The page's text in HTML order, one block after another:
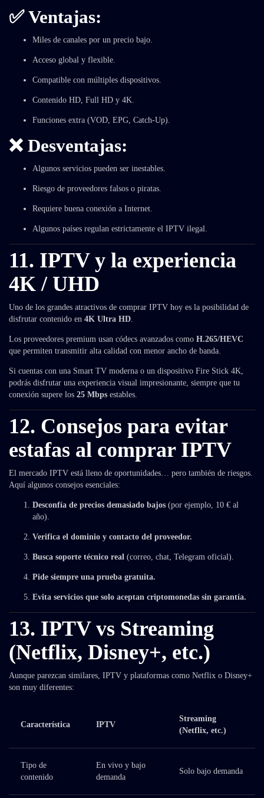
✅Ventajas:
Miles de canales por un precio bajo.
Acceso global y flexible.
Compatible con múltiples dispositivos.
Contenido HD, Full HD y 4K.
Funciones extra (VOD, EPG, Catch-Up).
❌ Desventajas:
Algunos servicios pueden ser inestables.
Riesgo de proveedores falsos o piratas.
Requiere buena conexión a Internet.
Algunos países regulan estrictamente el IPTV ilegal.
11. IPTV y la experiencia
4K / UHD
Uno de los grandes atractivos de comprar IPTV hoy es la posibilidad de
disfrutar contenido en 4K Ultra HD.
Los proveedores premium usan códecs avanzados como H.265/HEVC
que permiten transmitir alta calidad con menor ancho de banda.
Si cuentas con una Smart TV moderna o un dispositivo Fire Stick 4K,
podrás disfrutar una experiencia visual impresionante, siempre que tu
conexión supere los 25 Mbps estables.
12. Consejos para evitar
estafas al comprar IPTV
El mercado IPTV está lleno de oportunidades… pero también de riesgos.
Aquí algunos consejos esenciales:
Desconfía de precios demasiado bajos (por ejemplo, 10 € al
año).
Verifica el dominio y contacto del proveedor.
Busca soporte técnico real (correo, chat, Telegram oficial).
Pide siempre una prueba gratuita.
Evita servicios que solo aceptan criptomonedas sin garantía.
13. IPTV vs Streaming
(Netflix, Disney+, etc.)
Aunque parezcan similares, IPTV y plataformas como Netflix o Disney+
son muy diferentes:
Característica IPTV
Streaming
(Netflix, etc.)
Tipo de
contenido
En vivo y bajo
demanda
Solo bajo demanda